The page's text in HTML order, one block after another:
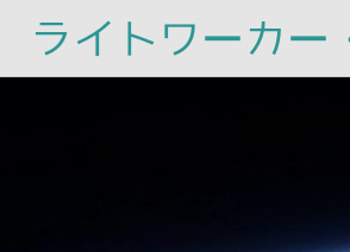
ライトワーカー